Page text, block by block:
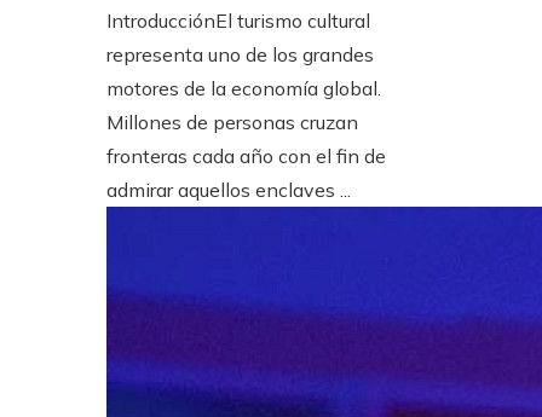
IntroducciónEl turismo cultural
representa uno de los grandes
motores de la economía global.
Millones de personas cruzan
fronteras cada año con el fin de
admirar aquellos enclaves ...